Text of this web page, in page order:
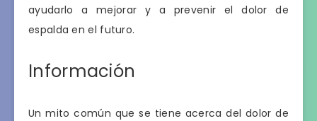
ayudarlo a mejorar y a prevenir el dolor de
espalda en el futuro.
Información
Un mito común que se tiene acerca del dolor de